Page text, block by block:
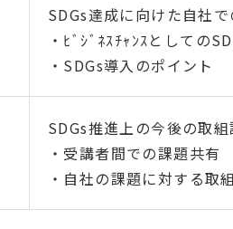
SDGs達成に向けた自社
・ﾋﾞｼﾞﾈｽﾁｬﾝｽとしての
・SDGs導入のポイン
SDGs推進上の今後の取
・受講者間での課題共有
・自社の課題に対する取